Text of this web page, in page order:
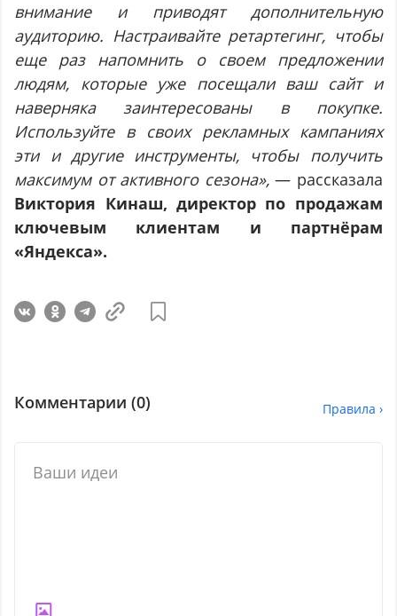
внимание и приводят дополнительную
аудиторию. Настраивайте ретартегинг, чтобы
еще раз напомнить о своем предложении
людям, которые уже посещали ваш сайт и
наверняка заинтересованы в покупке.
Используйте в своих рекламных кампаниях
эти и другие инструменты, чтобы получить
максимум от активного сезона»,— рассказала
Виктория Кинаш, директор по продажам
ключевым клиентам и партнёрам
«Яндекса».
Комментарии (0) Правила ›